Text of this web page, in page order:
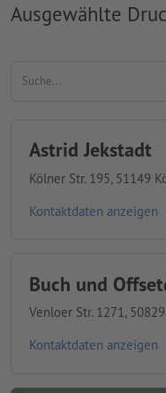
Ausgewählte
Astrid Jekstadt
Kölner Str. 195, 51149
Kontaktdaten anzeigen
Buch und
Venloer Str. 1271,
Kontaktdaten anzeigen